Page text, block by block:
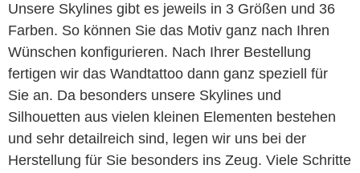
Unsere Skylines gibt es jeweils in 3 Größen und 36
Farben. So können Sie das Motiv ganz nach Ihren
Wünschen konfigurieren. Nach Ihrer Bestellung
fertigen wir das Wandtattoo dann ganz speziell für
Sie an. Da besonders unsere Skylines und
Silhouetten aus vielen kleinen Elementen bestehen
und sehr detailreich sind, legen wir uns bei der
Herstellung für Sie besonders ins Zeug. Viele Schritte